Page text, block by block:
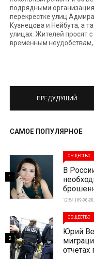
подрядными
перекрёстке улиц
Кузнецова и Нейбута, а
улицах. Жителей просят
временным
ПРЕДУДУЩИЙ
САМОЕ ПОПУЛЯРНОЕ
ОБЩЕСТВО
В
12:54 | 09-08-
1
ОБЩЕСТВО
Юрий
2